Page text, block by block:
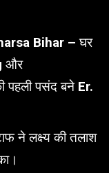
Bihar – घर
और
पसंद बने Er.
ने लक्ष्य की तलाश